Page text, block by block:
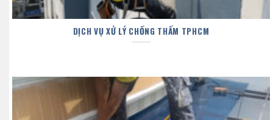
DỊCH VỤ XỬ LÝ CHỐNG THẤM TPHCM